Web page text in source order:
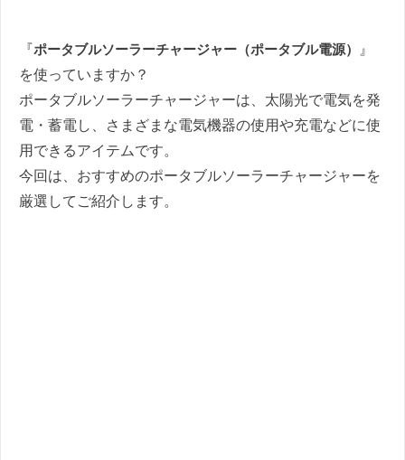
『ポータブルソーラーチャージャー（ポータブル電源）
』
を使っていますか？
ポータブルソーラーチャージャーは、太陽光で電気を発
電・蓄電し、さまざまな電気機器の使用や充電などに使
用できるアイテムです。
今回は、おすすめのポータブルソーラーチャージャーを
厳選してご紹介します。